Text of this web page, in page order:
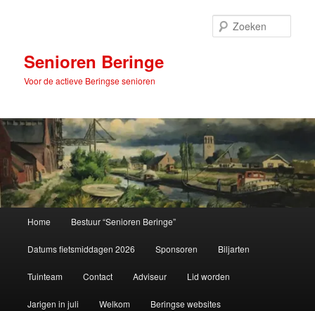
inhoudSenioren Beringe
Voor de actieve Beringse senioren
Home Bestuur “Senioren Beringe”
Datums fietsmiddagen 2026 Sponsoren Biljarten
Tuinteam Contact Adviseur Lid worden
Jarigen in juli Welkom Beringse websites